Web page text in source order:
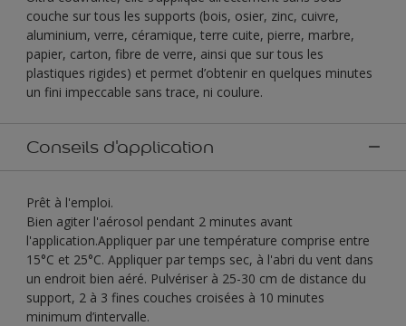
couche sur tous les supports (bois, osier, zinc, cuivre,
aluminium, verre, céramique, terre cuite, pierre, marbre,
papier, carton, fibre de verre, ainsi que sur tous les
plastiques rigides) et permet d’obtenir en quelques minutes
un fini impeccable sans trace, ni coulure.
Conseils d'application
Prêt à l'emploi.
Bien agiter l'aérosol pendant 2 minutes avant
l'application.Appliquer par une température comprise entre
15°C et 25°C. Appliquer par temps sec, à l'abri du vent dans
un endroit bien aéré. Pulvériser à 25-30 cm de distance du
support, 2 à 3 fines couches croisées à 10 minutes
minimum d’intervalle.